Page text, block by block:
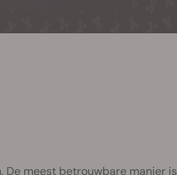
De meest betrouwbare manier is